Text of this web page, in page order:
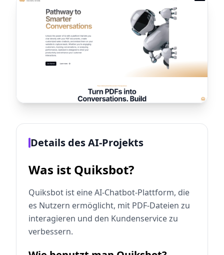
Details des AI-Projekts
Was ist Quiksbot?
Quiksbot ist eine AI-Chatbot-Plattform, die
es Nutzern ermöglicht, mit PDF-Dateien zu
interagieren und den Kundenservice zu
verbessern.